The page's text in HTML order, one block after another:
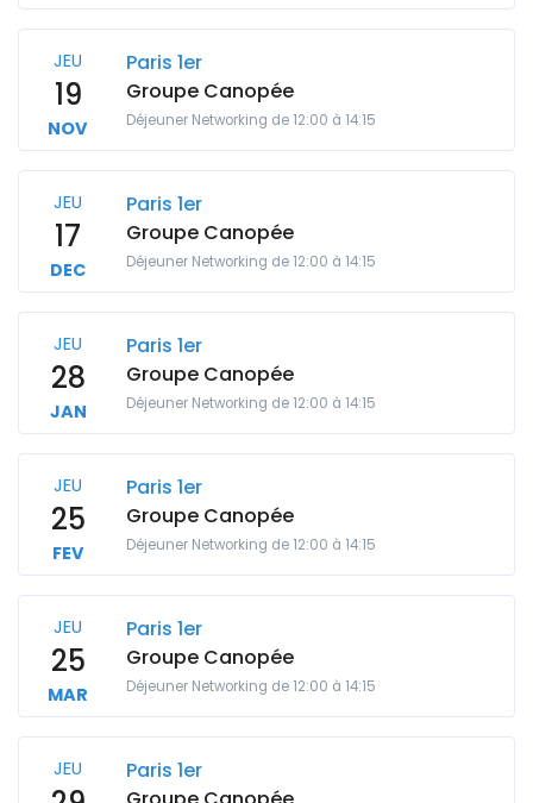
JEU
19
NOV
Paris 1er
Groupe Canopée
Déjeuner Networking de 12:00 à 14:15
JEU
17
DEC
Paris 1er
Groupe Canopée
Déjeuner Networking de 12:00 à 14:15
JEU
28
JAN
Paris 1er
Groupe Canopée
Déjeuner Networking de 12:00 à 14:15
JEU
25
FEV
Paris 1er
Groupe Canopée
Déjeuner Networking de 12:00 à 14:15
JEU
25
MAR
Paris 1er
Groupe Canopée
Déjeuner Networking de 12:00 à 14:15
JEU
Paris 1er